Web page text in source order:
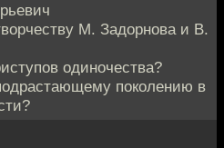
М. Задорнова и В.
одиночества?
поколению в